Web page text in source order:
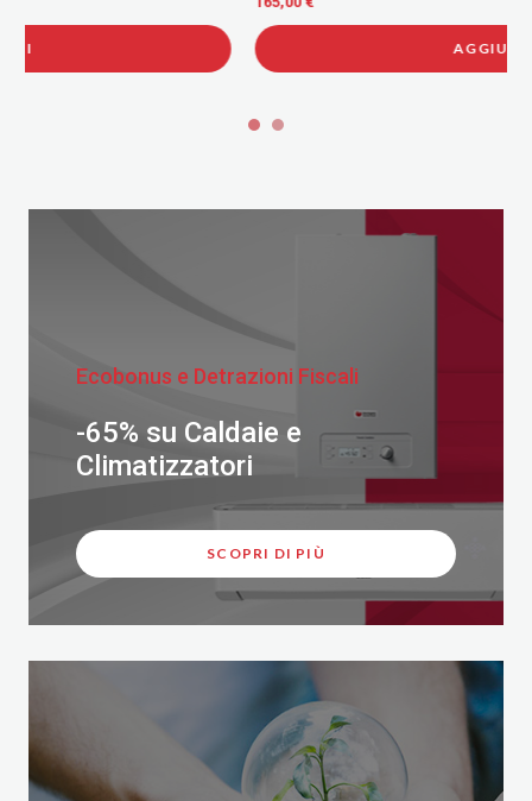
AGGIUNGI
Ecobonus e Detrazioni Fiscali
-65% su Caldaie e
Climatizzatori
SCOPRI DI PIÙ